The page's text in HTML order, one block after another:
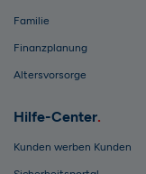
Familie
Finanzplanung
Altersvorsorge
Hilfe-Center
Kunden werben Kunden